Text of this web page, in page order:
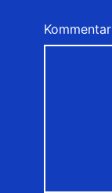
Kommentar